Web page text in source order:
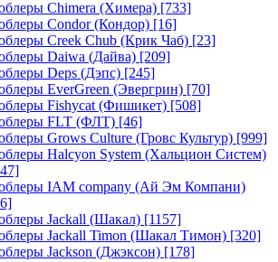
Chimera (Химера) [733]
Condor (Кондор) [16]
Creek Chub (Крик Чаб) [23]
Daiwa (Дайва) [209]
Deps (Дэпс) [245]
EverGreen (Эвергрин) [70]
Fishycat (Фишикет) [508]
FLT (ФЛТ) [46]
Grows Culture (Гровс Культур) [999]
Halcyon System (Хальцион Систем)
IAM company (Ай Эм Компани)
Jackall (Шакал) [1157]
Jackall Timon (Шакал Тимон) [320]
Jackson (Джэксон) [178]